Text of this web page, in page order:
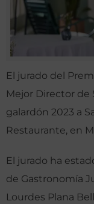
El jurado del
Mejor Director de
galardón 2023 a
Restaurante, en
El jurado ha
de Gastronomía
Lourdes Plana